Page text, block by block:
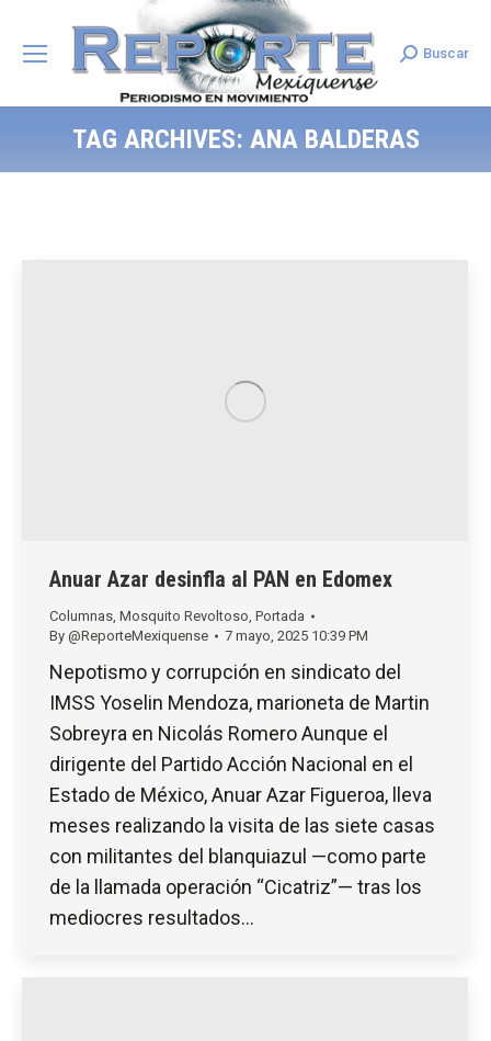
Search:
Buscar
TAG ARCHIVES: ANA BALDERAS
Anuar Azar desinfla al PAN en Edomex
Columnas Mosquito Revoltoso Portada
By @ReporteMexiquense 7 mayo, 2025 10:39 PM
Nepotismo y corrupción en sindicato del
IMSS Yoselin Mendoza, marioneta de Martin
Sobreyra en Nicolás Romero Aunque el
dirigente del Partido Acción Nacional en el
Estado de México, Anuar Azar Figueroa, lleva
meses realizando la visita de las siete casas
con militantes del blanquiazul —como parte
de la llamada operación “Cicatriz”— tras los
mediocres resultados…